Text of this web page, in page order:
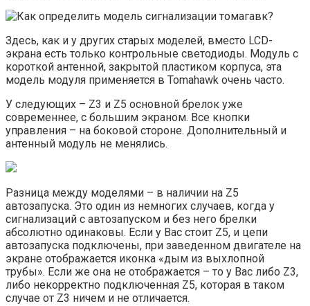
Здесь, как и у других старых моделей, вместо LCD-
экрана есть только контрольные светодиоды. Модуль с
короткой антенной, закрытой пластиком корпуса, эта
модель модуля применяется в Tomahawk очень часто.
У следующих – Z3 и Z5 основной брелок уже
современнее, с большим экраном. Все кнопки
управления – на боковой стороне. Дополнительный и
антенный модуль не менялись.
Разница между моделями – в наличии на Z5
автозапуска. Это один из немногих случаев, когда у
сигнализаций с автозапуском и без него брелки
абсолютно одинаковы. Если у Вас стоит Z5, и цепи
автозапуска подключены, при заведенном двигателе на
экране отображается иконка «дым из выхлопной
трубы». Если же она не отображается – то у Вас либо Z3,
либо некорректно подключенная Z5, которая в таком
случае от Z3 ничем и не отличается.